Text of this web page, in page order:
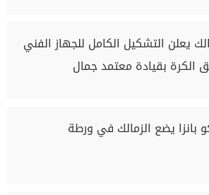
يعلن التشكيل الكامل للجهاز الفني
الكرة بقيادة معتمد جمال
بانزا يضع الزمالك في ورطة